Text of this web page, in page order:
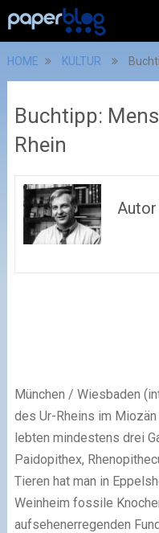
HOME KULTUR
Buchtipp:
Rhein
München / Wiesbaden
des Ur-Rheins im
lebten mindestens drei
Paidopithex,
Tieren hat man in
Weinheim fossile
aufsehenerregenden